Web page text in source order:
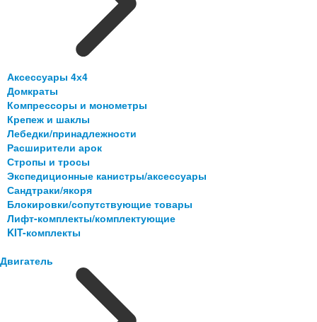
Аксессуары 4х4
Домкраты
Компрессоры и монометры
Крепеж и шаклы
Лебедки/принадлежности
Расширители арок
Стропы и тросы
Экспедиционные канистры/аксессуары
Сандтраки/якоря
Блокировки/сопутствующие товары
Лифт-комплекты/комплектующие
KIT-комплекты
Двигатель